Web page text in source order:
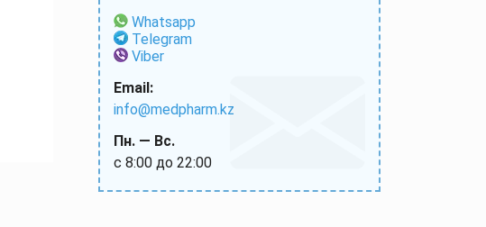
Whatsapp
Telegram
Viber
Email:
info@medpharm.kz
Пн. — Вс.
с 8:00 до 22:00